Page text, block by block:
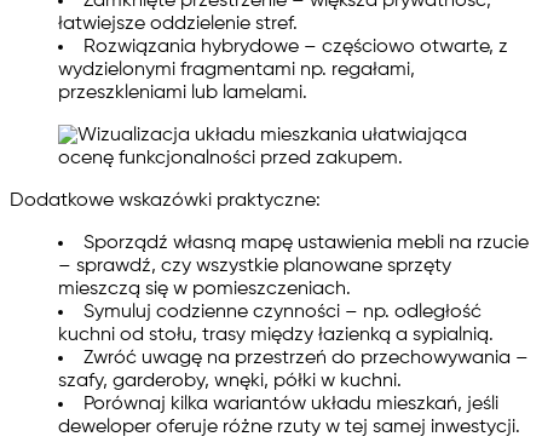
łatwiejsze oddzielenie stref.
Rozwiązania hybrydowe – częściowo otwarte, z
wydzielonymi fragmentami np. regałami,
przeszkleniami lub lamelami.
Dodatkowe wskazówki praktyczne:
Sporządź własną mapę ustawienia mebli na rzucie
– sprawdź, czy wszystkie planowane sprzęty
mieszczą się w pomieszczeniach.
Symuluj codzienne czynności – np. odległość
kuchni od stołu, trasy między łazienką a sypialnią.
Zwróć uwagę na przestrzeń do przechowywania –
szafy, garderoby, wnęki, półki w kuchni.
Porównaj kilka wariantów układu mieszkań, jeśli
deweloper oferuje różne rzuty w tej samej inwestycji.